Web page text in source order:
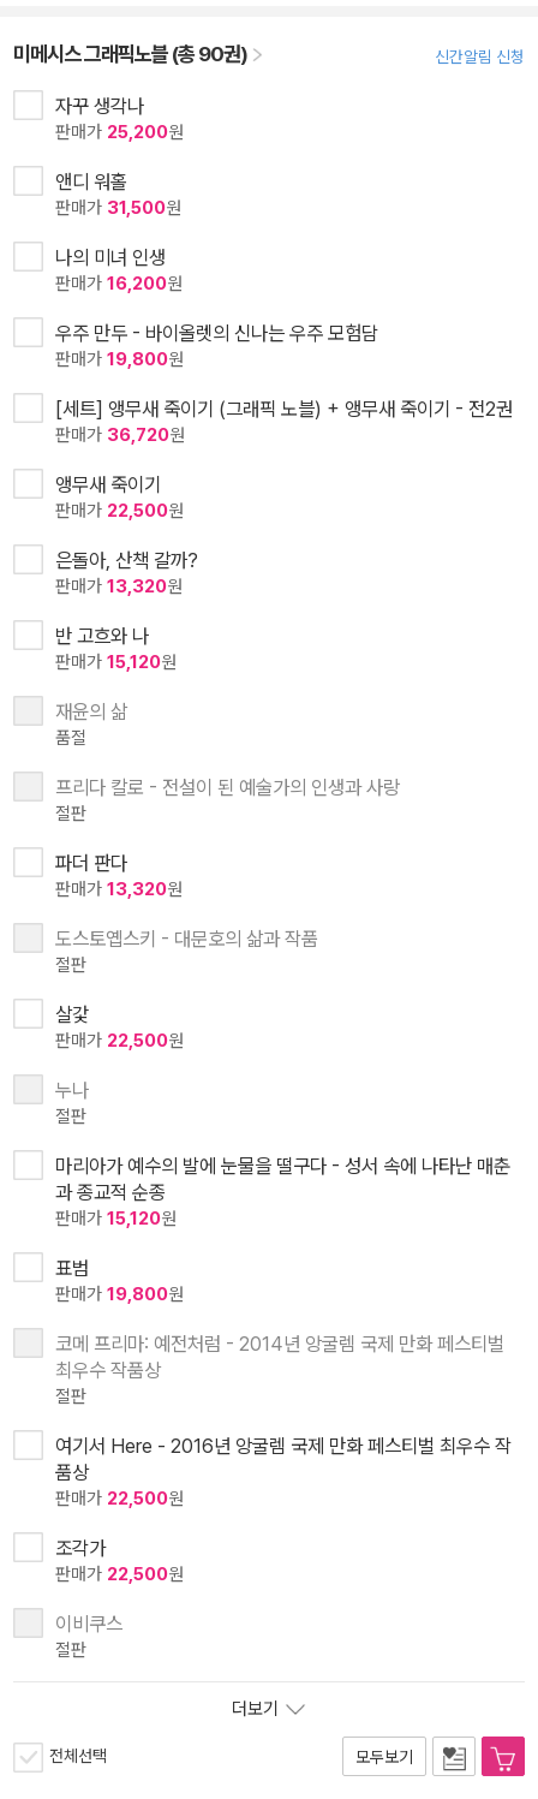
미메시스 그래픽노블 (총 90권) 신간알림 신청
자꾸 생각나
판매가 25,200원
앤디 워홀
판매가 31,500원
나의 미녀 인생
판매가 16,200원
우주 만두 - 바이올렛의 신나는 우주 모험담
판매가 19,800원
[세트] 앵무새 죽이기 (그래픽 노블) + 앵무새 죽이기 - 전2권
판매가 36,720원
앵무새 죽이기
판매가 22,500원
은돌아, 산책 갈까?
판매가 13,320원
반 고흐와 나
판매가 15,120원
재윤의 삶
품절
프리다 칼로 - 전설이 된 예술가의 인생과 사랑
절판
파더 판다
판매가 13,320원
도스토옙스키 - 대문호의 삶과 작품
절판
살갗
판매가 22,500원
누나
절판
마리아가 예수의 발에 눈물을 떨구다 - 성서 속에 나타난 매춘
과 종교적 순종
판매가 15,120원
표범
판매가 19,800원
코메 프리마: 예전처럼 - 2014년 앙굴렘 국제 만화 페스티벌
최우수 작품상
절판
여기서 Here - 2016년 앙굴렘 국제 만화 페스티벌 최우수 작
품상
판매가 22,500원
조각가
판매가 22,500원
이비쿠스
절판
더보기
전체선택 모두보기